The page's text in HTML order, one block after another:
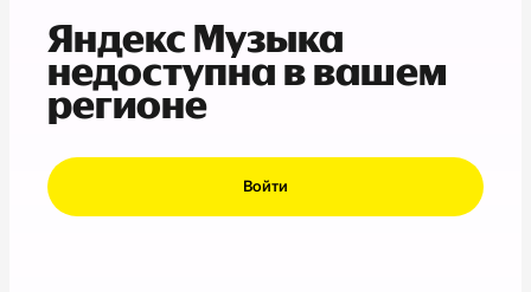
Яндекс Музыка
недоступна в вашем
регионе
Войти